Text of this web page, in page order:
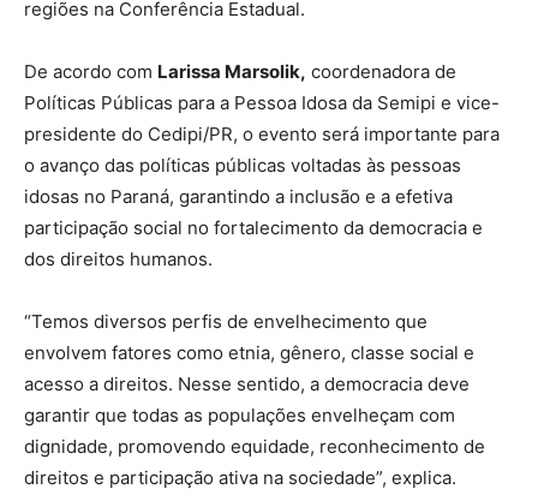
regiões na Conferência Estadual.
De acordo com Larissa Marsolik, coordenadora de
Políticas Públicas para a Pessoa Idosa da Semipi e vice-
presidente do Cedipi/PR, o evento será importante para
o avanço das políticas públicas voltadas às pessoas
idosas no Paraná, garantindo a inclusão e a efetiva
participação social no fortalecimento da democracia e
dos direitos humanos.
“Temos diversos perfis de envelhecimento que
envolvem fatores como etnia, gênero, classe social e
acesso a direitos. Nesse sentido, a democracia deve
garantir que todas as populações envelheçam com
dignidade, promovendo equidade, reconhecimento de
direitos e participação ativa na sociedade”, explica.